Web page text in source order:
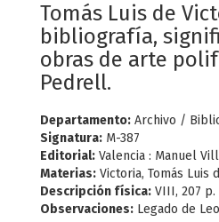
Tomás Luis de
bibliografía,
obras de arte
Pedrell.
Departamento: Archivo /
Signatura: M-387
Editorial: Valencia : Manuel
Materias: Victoria, Tomás Luis
Descripción física: VIII, 207 p.
Observaciones: Legado de